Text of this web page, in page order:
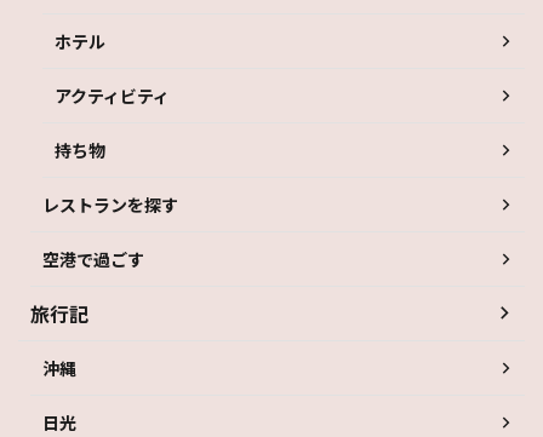
ホテル
アクティビティ
持ち物
レストランを探す
空港で過ごす
旅行記
沖縄
日光